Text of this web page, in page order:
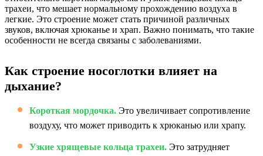
трахеи, что мешает нормальному прохождению воздуха в
легкие. Это строение может стать причиной различных
звуков, включая хрюканье и храп. Важно понимать, что такие
особенности не всегда связаны с заболеваниями.
Как строение носоглотки влияет на
дыхание?
Короткая мордочка. Это увеличивает сопротивление
воздуху, что может приводить к хрюканью или храпу.
Узкие хрящевые кольца трахеи. Это затрудняет